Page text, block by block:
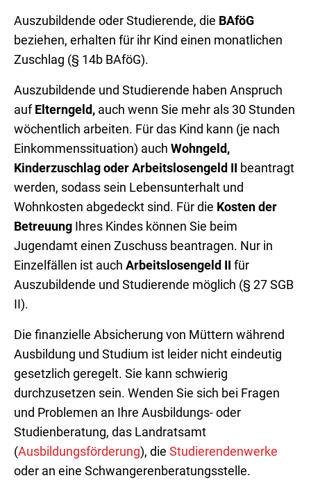
Auszubildende oder Studierende, die BAföG
beziehen, erhalten für ihr Kind einen monatlichen
Zuschlag (§ 14b BAföG).
Auszubildende und Studierende haben Anspruch
auf Elterngeld, auch wenn Sie mehr als 30 Stunden
wöchentlich arbeiten. Für das Kind kann (je nach
Einkommenssituation) auch Wohngeld,
Kinderzuschlag oder Arbeitslosengeld II beantragt
werden, sodass sein Lebensunterhalt und
Wohnkosten abgedeckt sind. Für die Kosten der
Betreuung Ihres Kindes können Sie beim
Jugendamt einen Zuschuss beantragen. Nur in
Einzelfällen ist auch Arbeitslosengeld II für
Auszubildende und Studierende möglich (§ 27 SGB
II).
Die finanzielle Absicherung von Müttern während
Ausbildung und Studium ist leider nicht eindeutig
gesetzlich geregelt. Sie kann schwierig
durchzusetzen sein. Wenden Sie sich bei Fragen
und Problemen an Ihre Ausbildungs- oder
Studienberatung, das Landratsamt
(Ausbildungsförderung), die Studierendenwerke
oder an eine Schwangerenberatungsstelle.